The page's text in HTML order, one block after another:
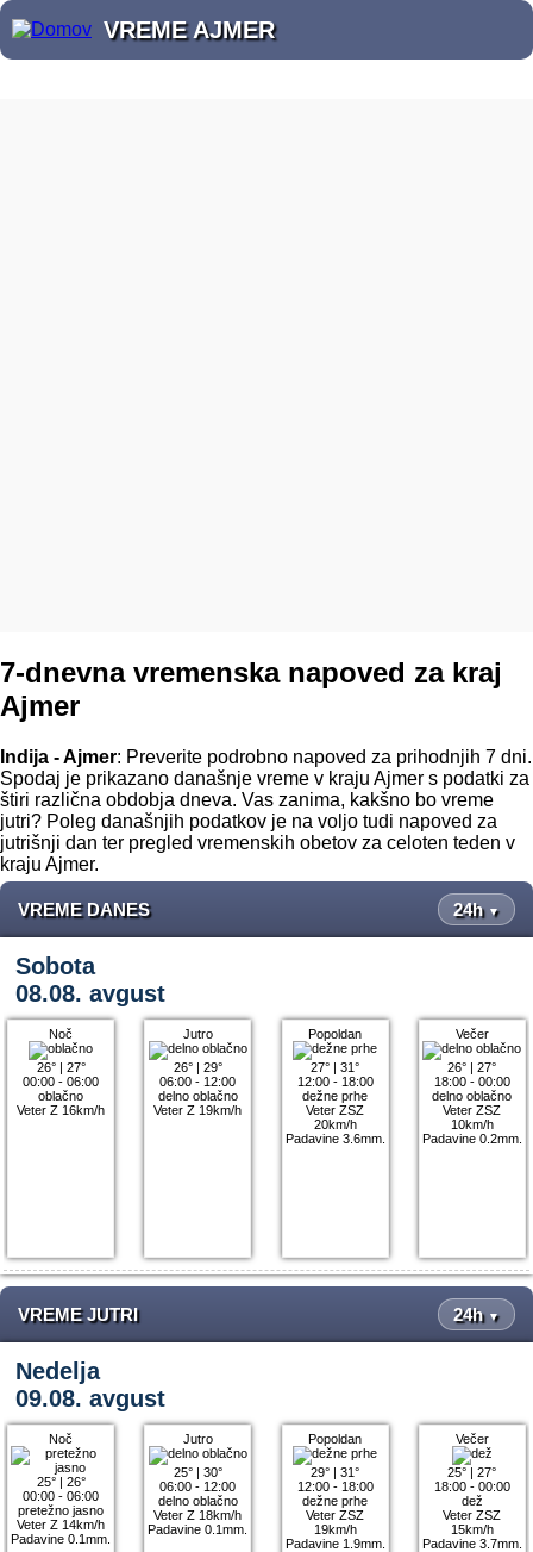
VREME AJMER
7-dnevna vremenska napoved za kraj
Ajmer
Indija - Ajmer: Preverite podrobno napoved za prihodnjih 7 dni.
Spodaj je prikazano današnje vreme v kraju Ajmer s podatki za
štiri različna obdobja dneva. Vas zanima, kakšno bo vreme
jutri? Poleg današnjih podatkov je na voljo tudi napoved za
jutrišnji dan ter pregled vremenskih obetov za celoten teden v
kraju Ajmer.
VREME DANES 24h ▼
Sobota
08.08. avgust
Noč
26°| 27°
00:00 - 06:00
oblačno
Veter Z 16km/h
Jutro
26°| 29°
06:00 - 12:00
delno oblačno
Veter Z 19km/h
Popoldan
27° |31°
12:00 - 18:00
dežne prhe
Veter ZSZ
20km/h
Padavine 3.6mm.
Večer
26° |27°
18:00 - 00:00
delno oblačno
Veter ZSZ
10km/h
Padavine 0.2mm.
VREME JUTRI 24h ▼
Nedelja
09.08. avgust
Noč
25°| 26°
00:00 - 06:00
pretežno jasno
Veter Z 14km/h
Padavine 0.1mm.
Jutro
25°| 30°
06:00 - 12:00
delno oblačno
Veter Z 18km/h
Padavine 0.1mm.
Popoldan
29° |31°
12:00 - 18:00
dežne prhe
Veter ZSZ
19km/h
Padavine 1.9mm.
Večer
25° |27°
18:00 - 00:00
dež
Veter ZSZ
15km/h
Padavine 3.7mm.